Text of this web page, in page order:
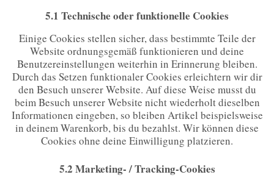
5.1 Technische oder funktionelle Cookies
Einige Cookies stellen sicher, dass bestimmte Teile der
Website ordnungsgemäß funktionieren und deine
Benutzereinstellungen weiterhin in Erinnerung bleiben.
Durch das Setzen funktionaler Cookies erleichtern wir dir
den Besuch unserer Website. Auf diese Weise musst du
beim Besuch unserer Website nicht wiederholt dieselben
Informationen eingeben, so bleiben Artikel beispielsweise
in deinem Warenkorb, bis du bezahlst. Wir können diese
Cookies ohne deine Einwilligung platzieren.
5.2 Marketing- / Tracking-Cookies